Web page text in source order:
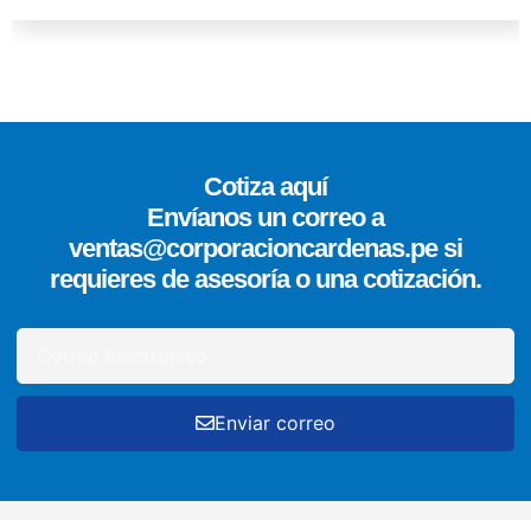
Cotiza aquí
Envíanos un correo a
ventas@corporacioncardenas.pe si
requieres de asesoría o una cotización.
Enviar correo